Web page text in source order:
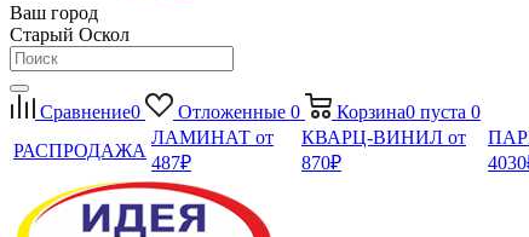
Ваш город
Старый Оскол
Сравнение0 Отложенные 0 Корзина0 пуста 0
РАСПРОДАЖА
ЛАМИНАТ от
487₽
КВАРЦ-ВИНИЛ от
870₽